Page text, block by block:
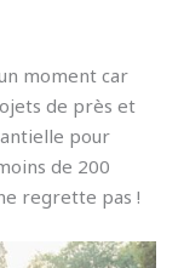
moment car
de près et
pour
de 200
regrette pas !